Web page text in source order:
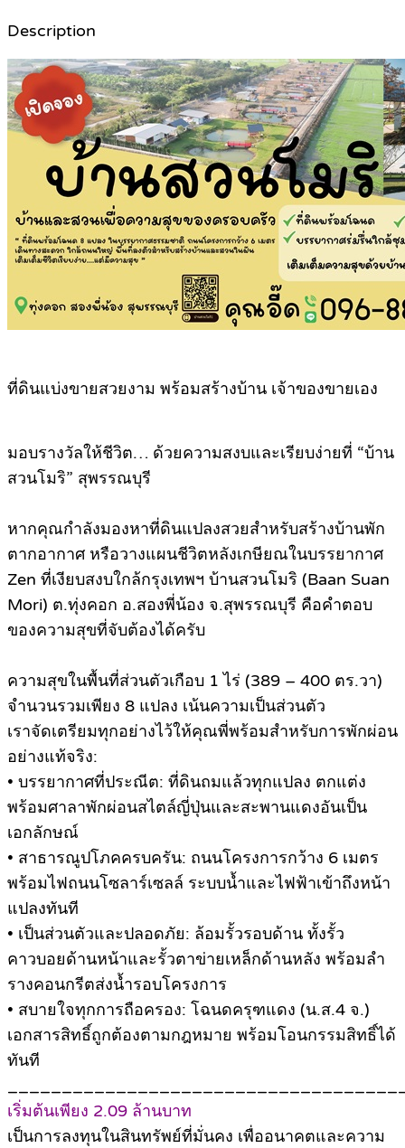
Description
ที่ดินแบ่งขายสวยงาม พร้อมสร้างบ้าน เจ้าของขายเอง
มอบรางวัลให้ชีวิต… ด้วยความสงบและเรียบง่ายที่ “บ้าน
สวนโมริ” สุพรรณบุรี
หากคุณกำลังมองหาที่ดินแปลงสวยสำหรับสร้างบ้านพัก
ตากอากาศ หรือวางแผนชีวิตหลังเกษียณในบรรยากาศ
Zen ที่เงียบสงบใกล้กรุงเทพฯ บ้านสวนโมริ (Baan Suan
Mori) ต.ทุ่งคอก อ.สองพี่น้อง จ.สุพรรณบุรี คือคำตอบ
ของความสุขที่จับต้องได้ครับ
ความสุขในพื้นที่ส่วนตัวเกือบ 1 ไร่ (389 – 400 ตร.วา)
จำนวนรวมเพียง 8 แปลง เน้นความเป็นส่วนตัว
เราจัดเตรียมทุกอย่างไว้ให้คุณพี่พร้อมสำหรับการพักผ่อน
อย่างแท้จริง:
• บรรยากาศที่ประณีต: ที่ดินถมแล้วทุกแปลง ตกแต่ง
พร้อมศาลาพักผ่อนสไตล์ญี่ปุ่นและสะพานแดงอันเป็น
เอกลักษณ์
• สาธารณูปโภคครบครัน: ถนนโครงการกว้าง 6 เมตร
พร้อมไฟถนนโซลาร์เซลล์ ระบบน้ำและไฟฟ้าเข้าถึงหน้า
แปลงทันที
• เป็นส่วนตัวและปลอดภัย: ล้อมรั้วรอบด้าน ทั้งรั้ว
คาวบอยด้านหน้าและรั้วตาข่ายเหล็กด้านหลัง พร้อมลำ
รางคอนกรีตส่งน้ำรอบโครงการ
• สบายใจทุกการถือครอง: โฉนดครุฑแดง (น.ส.4 จ.)
เอกสารสิทธิ์ถูกต้องตามกฎหมาย พร้อมโอนกรรมสิทธิ์ได้
ทันที
เริ่มต้นเพียง 2.09 ล้านบาท
เป็นการลงทุนในสินทรัพย์ที่มั่นคง เพื่ออนาคตและความ